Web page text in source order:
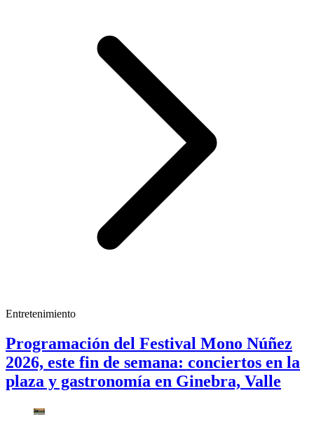
Entretenimiento
Programación del Festival Mono Núñez
2026, este fin de semana: conciertos en la
plaza y gastronomía en Ginebra, Valle